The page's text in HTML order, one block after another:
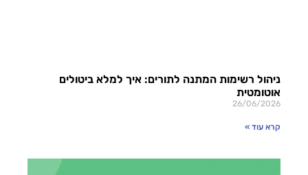
ניהול רשימות המתנה לתורים: איך למלא ביטולים
אוטומטית
26/06/2026
קרא עוד »